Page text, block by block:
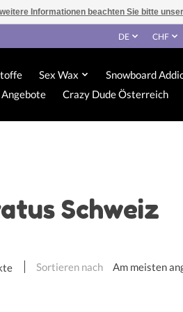
DE CHF
Sex Wax
Snowboard
Angebote Crazy Dude Österreich
Schweiz
Sortieren nach Am meisten
Informationen beachten Sie bitte